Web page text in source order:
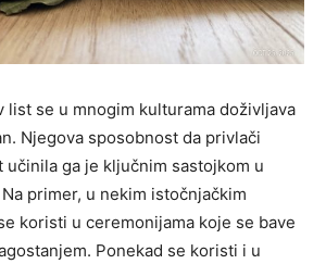
list se u mnogim kulturama doživljava
Njegova sposobnost da privlači
ga je ključnim sastojkom u
primer, u nekim istočnjačkim
koristi u ceremonijama koje se bave
Ponekad se koristi i u